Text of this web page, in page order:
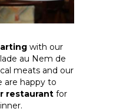
with our
au Nem de
meats and our
are happy to
restaurantfor